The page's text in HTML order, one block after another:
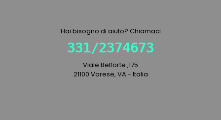
Hai bisogno di aiuto? Chiamaci
331/2374673
Viale Belforte ,175
21100 Varese, VA - Italia